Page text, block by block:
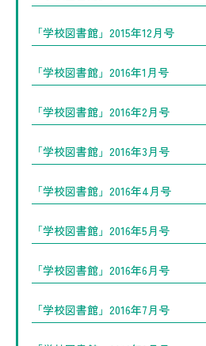
「学校図書館」2015年12月号
「学校図書館」2016年1月号
「学校図書館」2016年2月号
「学校図書館」2016年3月号
「学校図書館」2016年4月号
「学校図書館」2016年5月号
「学校図書館」2016年6月号
「学校図書館」2016年7月号